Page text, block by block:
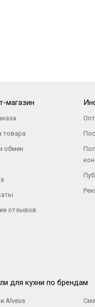
магазин
товара
обмен
отзывов
для кухни по брендам
Alveus